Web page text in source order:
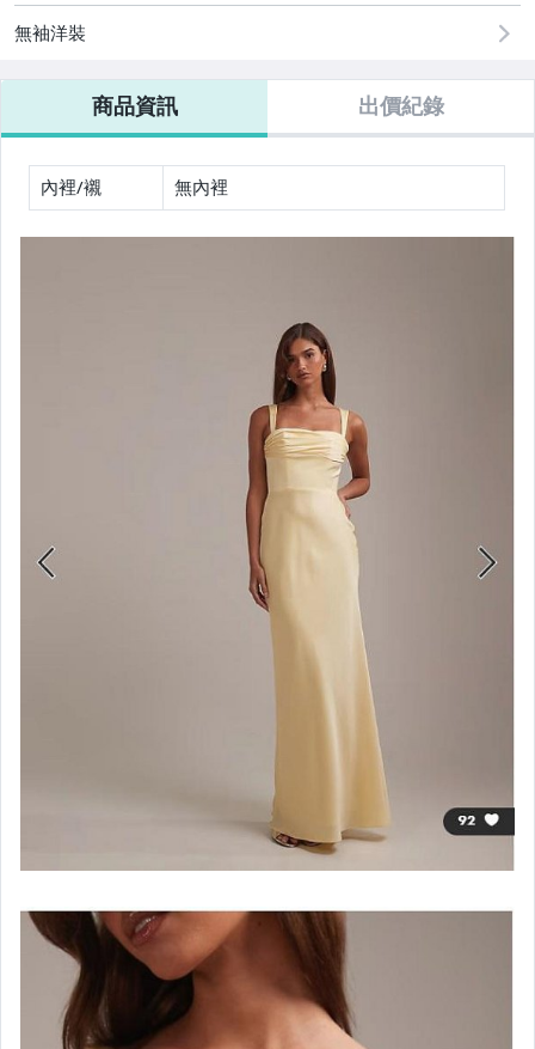
手錶與飾品配件
運動、戶外與休閒
無袖洋裝
商品資訊 出價紀錄
內裡/襯 無內裡